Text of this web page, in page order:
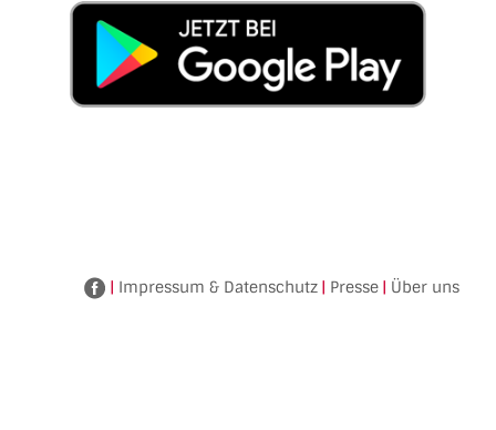
Facebook
| Impressum & Datenschutz | Presse | Über uns